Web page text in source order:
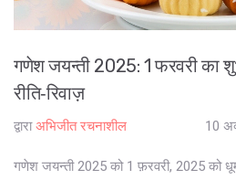
गणेश जयन्ती 2025: 1 फरवरी का
रीति‑रिवाज़
द्वारा अभिजीत रचनाशील 10
गणेश जयन्ती 2025 को 1 फ़रवरी, 2025 को